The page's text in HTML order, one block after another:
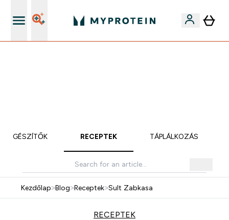
KIEGÉSZÍTŐK RECEPTEK TÁPLÁLKOZÁS
Kezdőlap>Blog>Receptek>Sult Zabkasa
RECEPTEK